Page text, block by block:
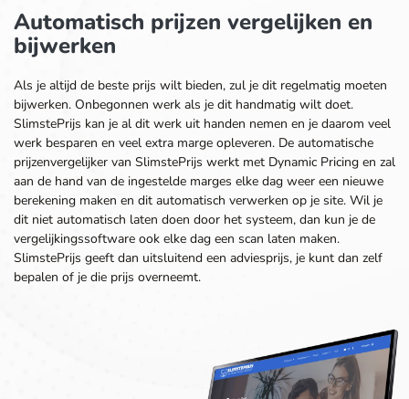
Automatisch prijzen vergelijken en
bijwerken
Als je altijd de beste prijs wilt bieden, zul je dit regelmatig moeten
bijwerken. Onbegonnen werk als je dit handmatig wilt doet.
SlimstePrijs kan je al dit werk uit handen nemen en je daarom veel
werk besparen en veel extra marge opleveren. De automatische
prijzenvergelijker van SlimstePrijs werkt met Dynamic Pricing en zal
aan de hand van de ingestelde marges elke dag weer een nieuwe
berekening maken en dit automatisch verwerken op je site. Wil je
dit niet automatisch laten doen door het systeem, dan kun je de
vergelijkingssoftware ook elke dag een scan laten maken.
SlimstePrijs geeft dan uitsluitend een adviesprijs, je kunt dan zelf
bepalen of je die prijs overneemt.